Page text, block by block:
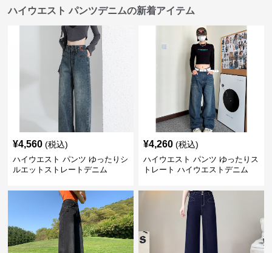
ハイウエスト パンツデニムの新着アイテム
¥4,560 (税込)
ハイウエスト パンツ ゆったりシ
ルエットストレートデニム
¥4,260 (税込)
ハイウエスト パンツ ゆったりス
トレート ハイウエストデニム